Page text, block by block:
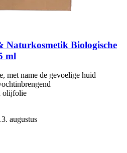
Naturkosmetik Biologische
ml
met name de gevoelige huid
olijfolie
augustus